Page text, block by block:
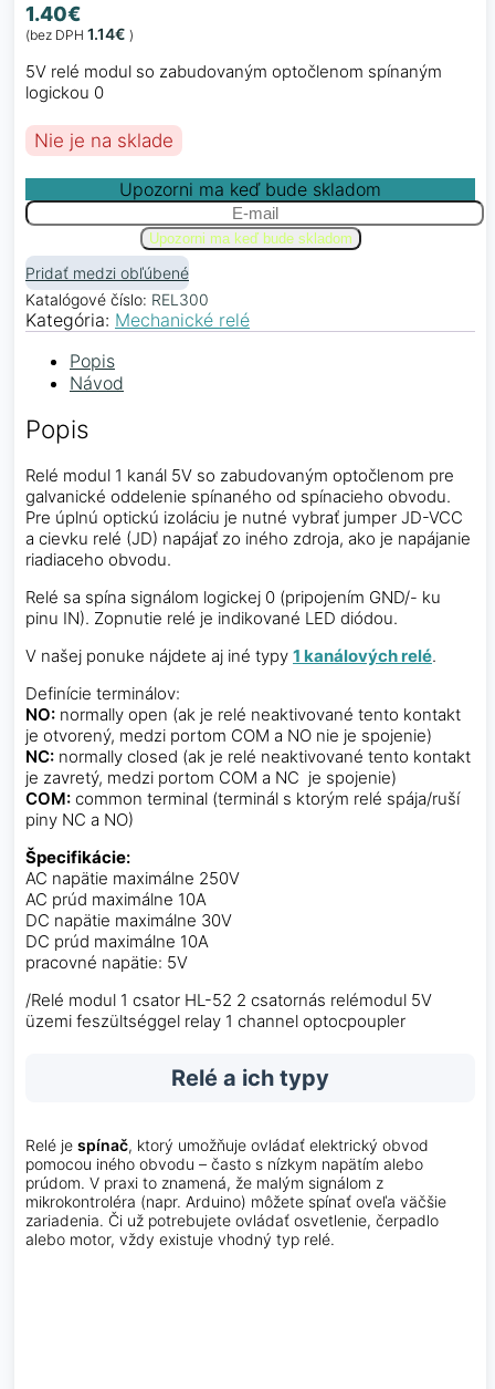
1.40€
(bez DPH 1.14€ )
5V relé modul so zabudovaným optočlenom spínaným
logickou 0
Nie je na sklade
Upozorni ma keď bude skladom
Pridať medzi obľúbené
Katalógové číslo: REL300
Kategória: Mechanické relé
Popis
Návod
Popis
Relé modul 1 kanál 5V so zabudovaným optočlenom pre
galvanické oddelenie spínaného od spínacieho obvodu.
Pre úplnú optickú izoláciu je nutné vybrať jumper JD-VCC
a cievku relé (JD) napájať zo iného zdroja, ako je napájanie
riadiaceho obvodu.
Relé sa spína signálom logickej 0 (pripojením GND/- ku
pinu IN). Zopnutie relé je indikované LED diódou.
V našej ponuke nájdete aj iné typy 1 kanálových relé.
Definície terminálov:
NO: normally open (ak je relé neaktivované tento kontakt
je otvorený, medzi portom COM a NO nie je spojenie)
NC: normally closed (ak je relé neaktivované tento kontakt
je zavretý, medzi portom COM a NC je spojenie)
COM: common terminal (terminál s ktorým relé spája/ruší
piny NC a NO)
Špecifikácie:
AC napätie maximálne 250V
AC prúd maximálne 10A
DC napätie maximálne 30V
DC prúd maximálne 10A
pracovné napätie: 5V
/Relé modul 1 csator HL-52 2 csatornás relémodul 5V
üzemi feszültséggel relay 1 channel optocpoupler
Relé a ich typy
Relé je spínač, ktorý umožňuje ovládať elektrický obvod
pomocou iného obvodu – často s nízkym napätím alebo
prúdom. V praxi to znamená, že malým signálom z
mikrokontroléra (napr. Arduino) môžete spínať oveľa väčšie
zariadenia. Či už potrebujete ovládať osvetlenie, čerpadlo
alebo motor, vždy existuje vhodný typ relé.